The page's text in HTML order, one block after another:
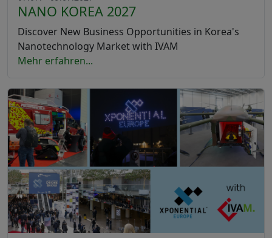
NANO KOREA 2027
Discover New Business Opportunities in Korea's
Nanotechnology Market with IVAM
Mehr erfahren...